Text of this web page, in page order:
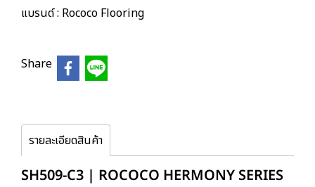
แบรนด์ : Rococo Flooring
Share
รายละเอียดสินค้า
SH509-C3 | ROCOCO HERMONY SERIES